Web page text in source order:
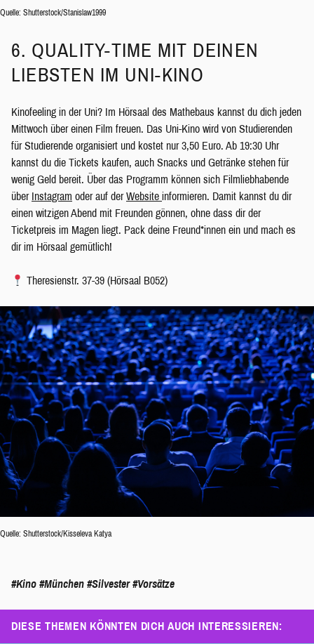
Quelle: Shutterstock/Stanislaw1999
6. QUALITY-TIME MIT DEINEN
LIEBSTEN IM UNI-KINO
Kinofeeling in der Uni? Im Hörsaal des Mathebaus kannst du dich jeden
Mittwoch über einen Film freuen. Das Uni-Kino wird von Studierenden
für Studierende organisiert und kostet nur 3,50 Euro. Ab 19:30 Uhr
kannst du die Tickets kaufen, auch Snacks und Getränke stehen für
wenig Geld bereit. Über das Programm können sich Filmliebhabende
über Instagram oder auf derWebsite informieren. Damit kannst du dir
einen witzigen Abend mit Freunden gönnen, ohne dass dir der
Ticketpreis im Magen liegt. Pack deine Freund*innen ein und mach es
dir im Hörsaal gemütlich!
Theresienstr. 37-39 (Hörsaal B052)
Quelle: Shutterstock/Kisseleva Katya
#Kino #München #Silvester #Vorsätze
DIESE THEMEN KÖNNTEN DICH AUCH INTERESSIEREN: